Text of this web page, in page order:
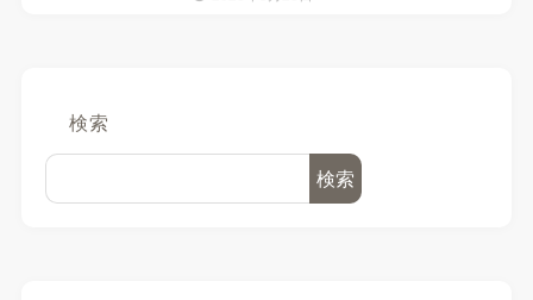
検索
検索